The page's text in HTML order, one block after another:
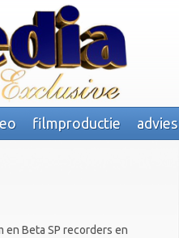
filmproductie advies
Beta SP recorders en